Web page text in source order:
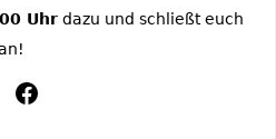
Uhrdazu und schließt euch